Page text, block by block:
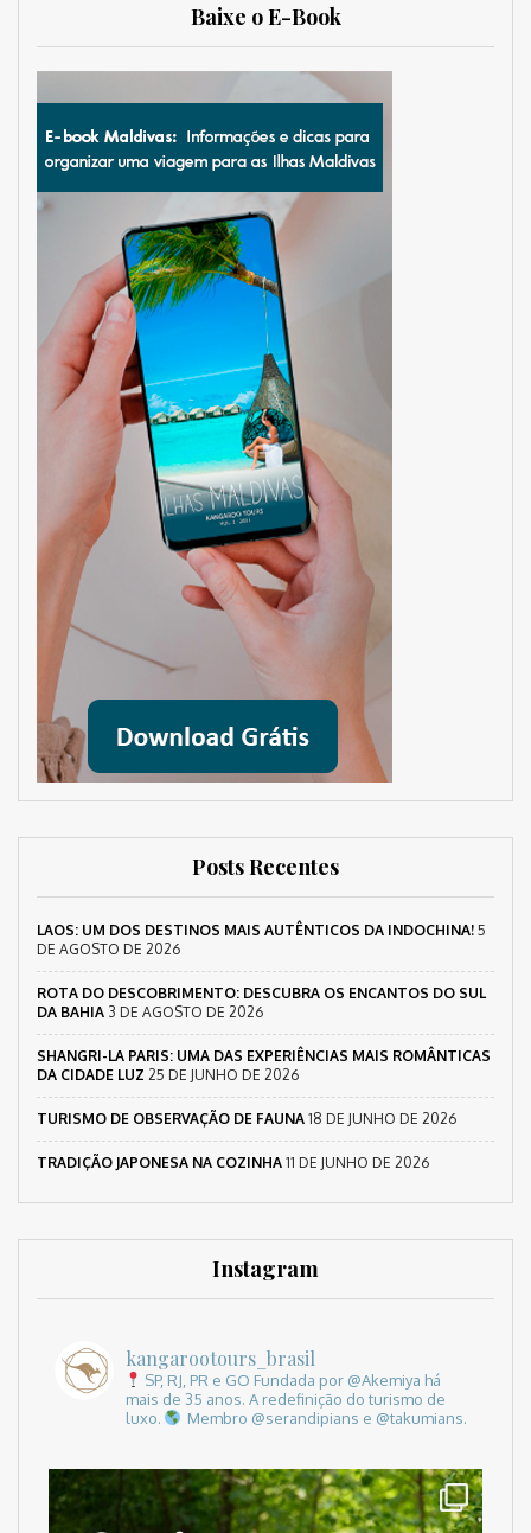
Baixe o E-Book
Posts Recentes
LAOS: UM DOS DESTINOS MAIS AUTÊNTICOS DA INDOCHINA! 5
DE AGOSTO DE 2026
ROTA DO DESCOBRIMENTO: DESCUBRA OS ENCANTOS DO SUL
DA BAHIA 3 DE AGOSTO DE 2026
SHANGRI-LA PARIS: UMA DAS EXPERIÊNCIAS MAIS ROMÂNTICAS
DA CIDADE LUZ 25 DE JUNHO DE 2026
TURISMO DE OBSERVAÇÃO DE FAUNA 18 DE JUNHO DE 2026
TRADIÇÃO JAPONESA NA COZINHA 11 DE JUNHO DE 2026
Instagram
kangarootours_brasil
SP, RJ, PR e GO Fundada por @Akemiya há
mais de 35 anos. A redefinição do turismo de
luxo.
Membro @serandipians e @takumians.